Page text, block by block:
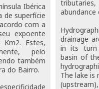
Ibérica
de superfície
com a
expoente
Estes,
pelo
também
do Bairro.
abundance
drainage
in its turn
basin of
The lake is